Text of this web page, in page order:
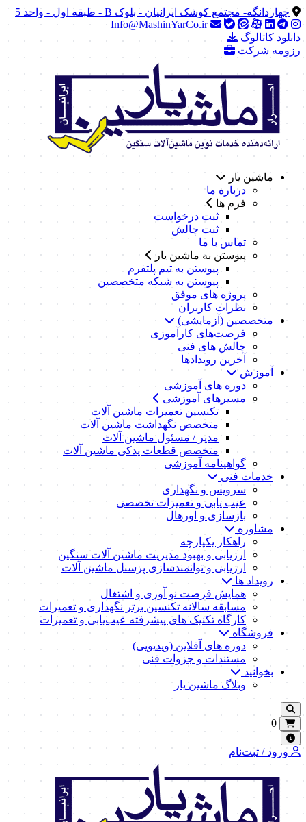
چهاردانگه- مجتمع کوشک ایرانیان - بلوک B - طبقه اول - واحد 5
Info@MashinYarCo.ir
دانلود کاتالوگ
رزومه شرکت
ماشین یار
درباره ما
فرم ها
ثبت درخواست
ثبت چالش
تماس با ما
پیوستن به ماشین یار
پیوستن به تیم پلتفرم
پیوستن به شبکه متخصصین
پروژه های موفق
نظرات کاربران
متخصصین (آزمایشی)
فرصت‌های کارآموزی
چالش های فنی
آخرین رویدادها
آموزش
دوره های آموزشی
مسیرهای آموزشی
تکنسین تعمیرات ماشین آلات
متخصص نگهداشت ماشین آلات
مدیر / مسئول ماشین آلات
متخصص قطعات یدکی ماشین آلات
گواهینامه آموزشی
خدمات فنی
سرویس و نگهداری
عیب یابی و تعمیرات تخصصی
بازسازی و اورهال
مشاوره
راهکار یکپارچه
ارزیابی و بهبود مدیریت ماشین آلات سنگین
ارزیابی و توانمندسازی پرسنل ماشین آلات
رویداد ها
همایش فرصت نو آوری و اشتغال
مسابقه سالانه تکنسین برتر نگهداری و تعمیرات
کارگاه تکنیک‌ های پیشرفته عیب‌یابی و تعمیرات
فروشگاه
دوره های آفلاین (ویدیویی)
مستندات و جزوات فنی
بخوانید
وبلاگ ماشین یار
0
ورود / ثبت‌نام